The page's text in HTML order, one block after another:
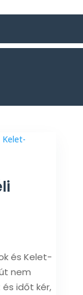
és Kelet-
nem
időt kér,